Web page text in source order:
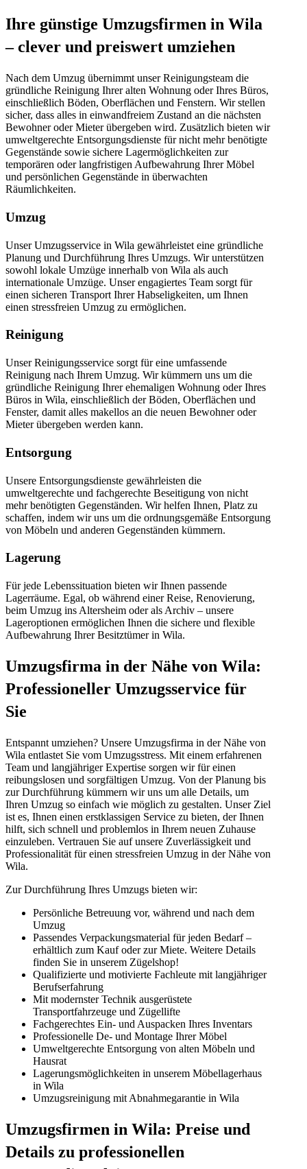
Ihre günstige Umzugsfirmen in Wila
– clever und preiswert umziehen
Nach dem Umzug übernimmt unser Reinigungsteam die
gründliche Reinigung Ihrer alten Wohnung oder Ihres Büros,
einschließlich Böden, Oberflächen und Fenstern. Wir stellen
sicher, dass alles in einwandfreiem Zustand an die nächsten
Bewohner oder Mieter übergeben wird. Zusätzlich bieten wir
umweltgerechte Entsorgungsdienste für nicht mehr benötigte
Gegenstände sowie sichere Lagermöglichkeiten zur
temporären oder langfristigen Aufbewahrung Ihrer Möbel
und persönlichen Gegenstände in überwachten
Räumlichkeiten.
Umzug
Unser Umzugsservice in Wila gewährleistet eine gründliche
Planung und Durchführung Ihres Umzugs. Wir unterstützen
sowohl lokale Umzüge innerhalb von Wila als auch
internationale Umzüge. Unser engagiertes Team sorgt für
einen sicheren Transport Ihrer Habseligkeiten, um Ihnen
einen stressfreien Umzug zu ermöglichen.
Reinigung
Unser Reinigungsservice sorgt für eine umfassende
Reinigung nach Ihrem Umzug. Wir kümmern uns um die
gründliche Reinigung Ihrer ehemaligen Wohnung oder Ihres
Büros in Wila, einschließlich der Böden, Oberflächen und
Fenster, damit alles makellos an die neuen Bewohner oder
Mieter übergeben werden kann.
Entsorgung
Unsere Entsorgungsdienste gewährleisten die
umweltgerechte und fachgerechte Beseitigung von nicht
mehr benötigten Gegenständen. Wir helfen Ihnen, Platz zu
schaffen, indem wir uns um die ordnungsgemäße Entsorgung
von Möbeln und anderen Gegenständen kümmern.
Lagerung
Für jede Lebenssituation bieten wir Ihnen passende
Lagerräume. Egal, ob während einer Reise, Renovierung,
beim Umzug ins Altersheim oder als Archiv – unsere
Lageroptionen ermöglichen Ihnen die sichere und flexible
Aufbewahrung Ihrer Besitztümer in Wila.
Umzugsfirma in der Nähe von Wila:
Professioneller Umzugsservice für
Sie
Entspannt umziehen? Unsere Umzugsfirma in der Nähe von
Wila entlastet Sie vom Umzugsstress. Mit einem erfahrenen
Team und langjähriger Expertise sorgen wir für einen
reibungslosen und sorgfältigen Umzug. Von der Planung bis
zur Durchführung kümmern wir uns um alle Details, um
Ihren Umzug so einfach wie möglich zu gestalten. Unser Ziel
ist es, Ihnen einen erstklassigen Service zu bieten, der Ihnen
hilft, sich schnell und problemlos in Ihrem neuen Zuhause
einzuleben. Vertrauen Sie auf unsere Zuverlässigkeit und
Professionalität für einen stressfreien Umzug in der Nähe von
Wila.
Zur Durchführung Ihres Umzugs bieten wir:
Persönliche Betreuung vor, während und nach dem
Umzug
Passendes Verpackungsmaterial für jeden Bedarf –
erhältlich zum Kauf oder zur Miete. Weitere Details
finden Sie in unserem Zügelshop!
Qualifizierte und motivierte Fachleute mit langjähriger
Berufserfahrung
Mit modernster Technik ausgerüstete
Transportfahrzeuge und Zügellifte
Fachgerechtes Ein- und Auspacken Ihres Inventars
Professionelle De- und Montage Ihrer Möbel
Umweltgerechte Entsorgung von alten Möbeln und
Hausrat
Lagerungsmöglichkeiten in unserem Möbellagerhaus
in Wila
Umzugsreinigung mit Abnahmegarantie in Wila
Umzugsfirmen in Wila: Preise und
Details zu professionellen